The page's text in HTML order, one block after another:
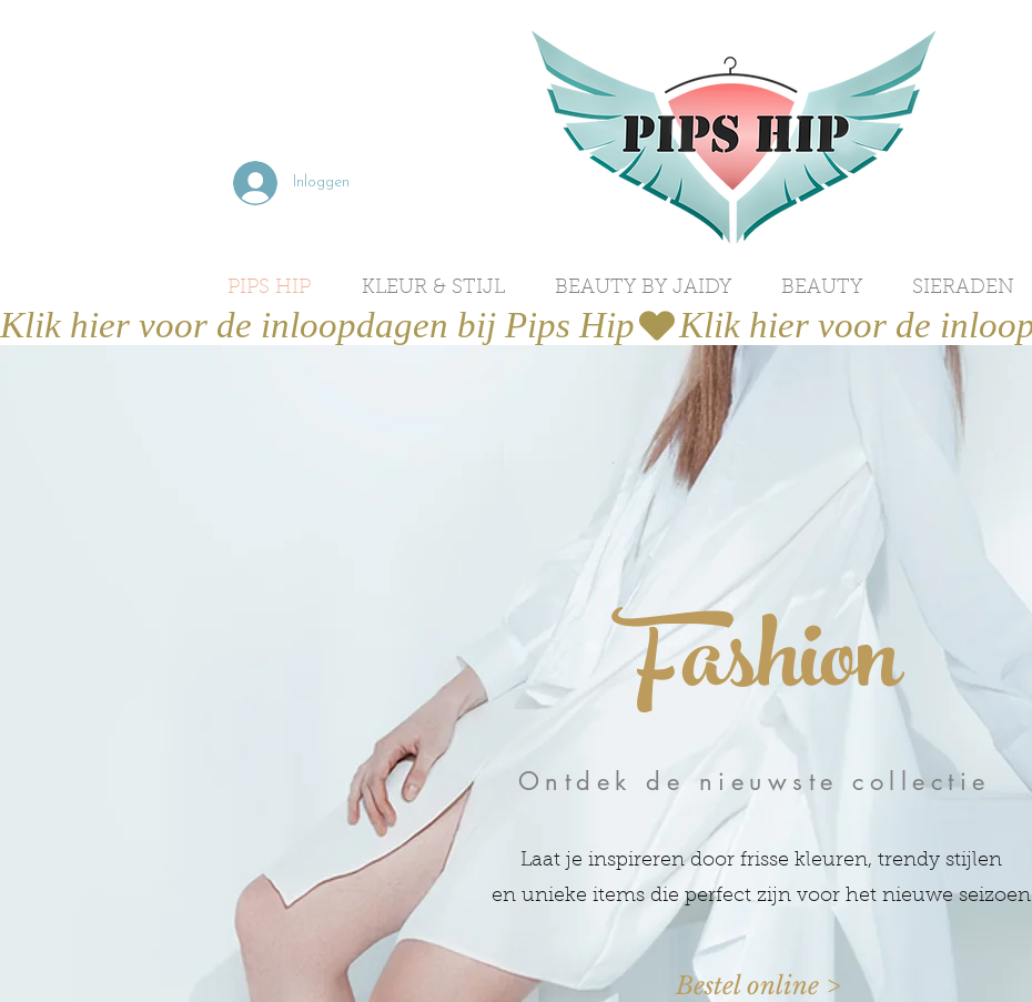
Inloggen
PIPS HIP KLEUR & STIJL BEAUTY BY JAIDY BEAUTY SIERADEN
Klik hier voor de inloopdagen bij Pips Hip
Fashion
Ontdek de nieuwste collectie
Laat je inspireren door frisse kleuren, trendy stijlen
en unieke items die perfect zijn voor het nieuwe seizoen
Bestel online >